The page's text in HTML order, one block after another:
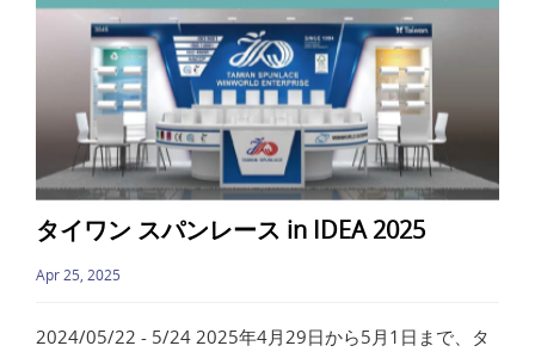
タイワン スパンレース in IDEA 2025
Apr 25, 2025
2024/05/22 - 5/24 2025年4月29日から5月1日まで、タ